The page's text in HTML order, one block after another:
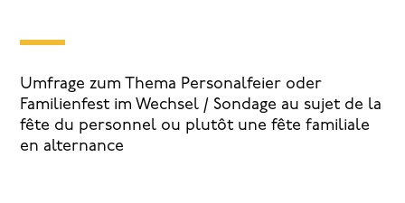
Umfrage zum Thema Personalfeier oder
Familienfest im Wechsel / Sondage au sujet de la
fête du personnel ou plutôt une fête familiale
en alternance